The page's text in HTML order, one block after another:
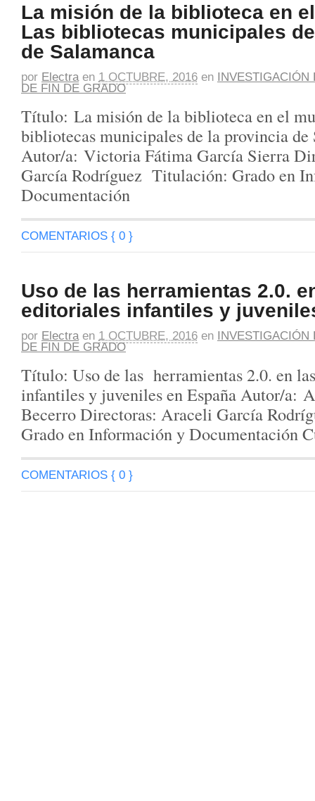
La misión de la biblioteca en
Las bibliotecas municipales
de Salamanca
por Electra en 1 OCTUBRE, 2016 en
INVESTIGACIÓN
DE FIN DE GRADO
Título: La misión de la biblioteca en el
bibliotecas municipales de la provincia de
Autor/a: Victoria Fátima García Sierra
García Rodríguez Titulación: Grado en
Documentación
COMENTARIOS { 0 }
Uso de las herramientas 2.0.
editoriales infantiles y
por Electra en 1 OCTUBRE, 2016 en INVESTIGACIÓN
DE FIN DE GRADO
Título: Uso de las herramientas 2.0. en
infantiles y juveniles en España Autor/a:
Becerro Directoras: Araceli García
Grado en Información y Documentación
COMENTARIOS { 0 }